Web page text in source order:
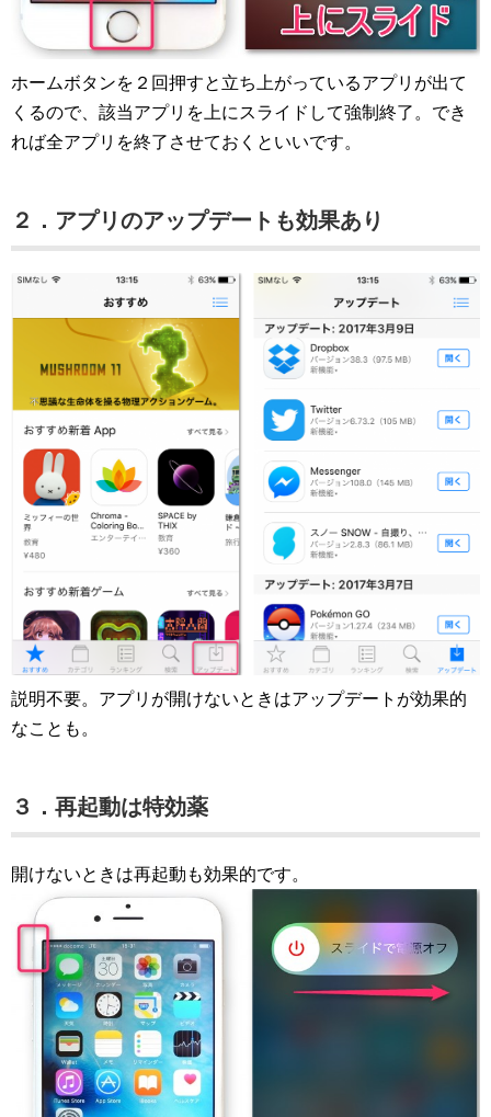
ホームボタンを２回押すと立ち上がっているアプリが出て
くるので、該当アプリを上にスライドして強制終了。でき
れば全アプリを終了させておくといいです。
２．アプリのアップデートも効果あり
説明不要。アプリが開けないときはアップデートが効果的
なことも。
３．再起動は特効薬
開けないときは再起動も効果的です。